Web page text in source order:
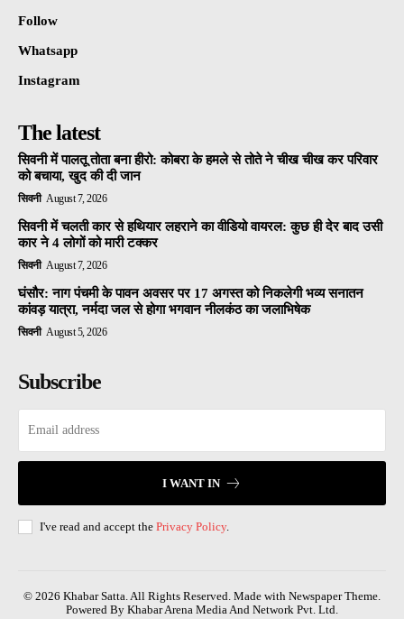
Follow
Whatsapp
Instagram
The latest
सिवनी में पालतू तोता बना हीरो: कोबरा के हमले से तोते ने चीख चीख कर परिवार
को बचाया, खुद की दी जान
सिवनी August 7, 2026
सिवनी में चलती कार से हथियार लहराने का वीडियो वायरल: कुछ ही देर बाद उसी
कार ने 4 लोगों को मारी टक्कर
सिवनी August 7, 2026
घंसौर: नाग पंचमी के पावन अवसर पर 17 अगस्त को निकलेगी भव्य सनातन
कांवड़ यात्रा, नर्मदा जल से होगा भगवान नीलकंठ का जलाभिषेक
सिवनी August 5, 2026
Subscribe
I WANT IN
I've read and accept the Privacy Policy.
© 2026 Khabar Satta. All Rights Reserved. Made with Newspaper Theme.
Powered By Khabar Arena Media And Network Pvt. Ltd.